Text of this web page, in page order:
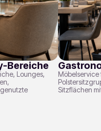
Bereiche
Lounges,
Möbelservice
Sitzflächen